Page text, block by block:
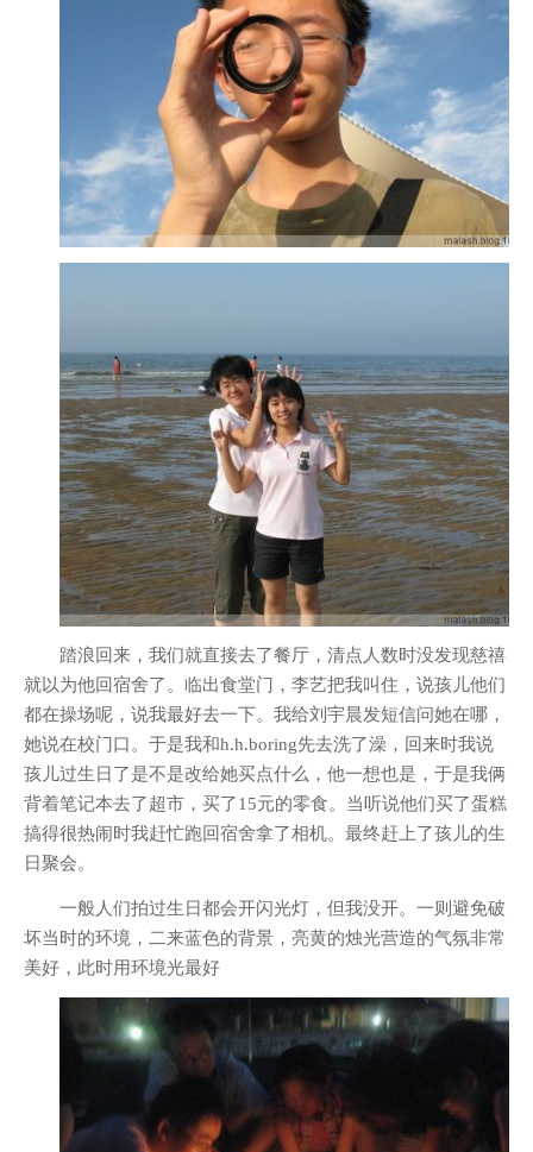
踏浪回来，我们就直接去了餐厅，清点人数时没发现慈禧
就以为他回宿舍了。临出食堂门，李艺把我叫住，说孩儿他们
都在操场呢，说我最好去一下。我给刘宇晨发短信问她在哪，
她说在校门口。于是我和h.h.boring先去洗了澡，回来时我说
孩儿过生日了是不是改给她买点什么，他一想也是，于是我俩
背着笔记本去了超市，买了15元的零食。当听说他们买了蛋糕
搞得很热闹时我赶忙跑回宿舍拿了相机。最终赶上了孩儿的生
日聚会。
一般人们拍过生日都会开闪光灯，但我没开。一则避免破
坏当时的环境，二来蓝色的背景，亮黄的烛光营造的气氛非常
美好，此时用环境光最好